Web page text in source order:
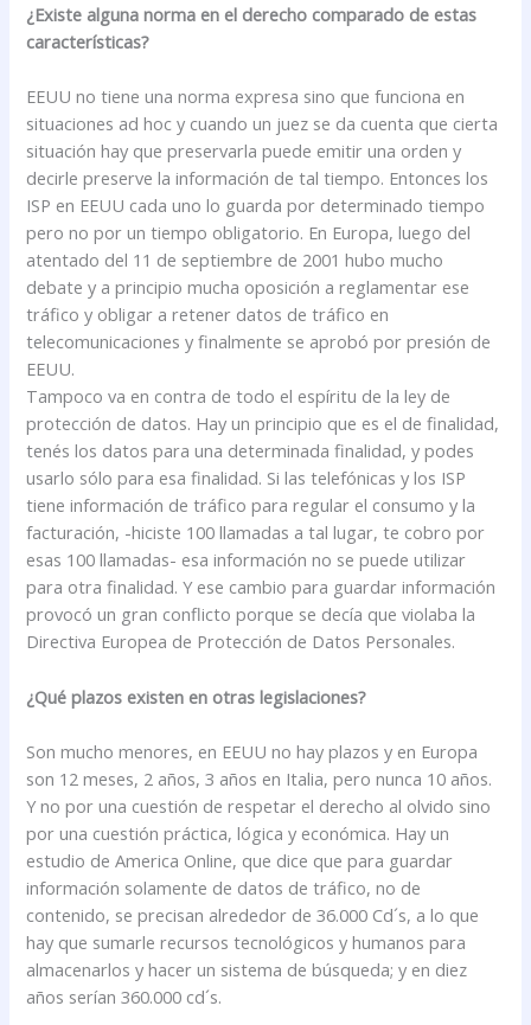
¿Existe alguna norma en el derecho comparado de estas
características?
EEUU no tiene una norma expresa sino que funciona en
situaciones ad hoc y cuando un juez se da cuenta que cierta
situación hay que preservarla puede emitir una orden y
decirle preserve la información de tal tiempo. Entonces los
ISP en EEUU cada uno lo guarda por determinado tiempo
pero no por un tiempo obligatorio. En Europa, luego del
atentado del 11 de septiembre de 2001 hubo mucho
debate y a principio mucha oposición a reglamentar ese
tráfico y obligar a retener datos de tráfico en
telecomunicaciones y finalmente se aprobó por presión de
EEUU.
Tampoco va en contra de todo el espíritu de la ley de
protección de datos. Hay un principio que es el de finalidad,
tenés los datos para una determinada finalidad, y podes
usarlo sólo para esa finalidad. Si las telefónicas y los ISP
tiene información de tráfico para regular el consumo y la
facturación, -hiciste 100 llamadas a tal lugar, te cobro por
esas 100 llamadas- esa información no se puede utilizar
para otra finalidad. Y ese cambio para guardar información
provocó un gran conflicto porque se decía que violaba la
Directiva Europea de Protección de Datos Personales.
¿Qué plazos existen en otras legislaciones?
Son mucho menores, en EEUU no hay plazos y en Europa
son 12 meses, 2 años, 3 años en Italia, pero nunca 10 años.
Y no por una cuestión de respetar el derecho al olvido sino
por una cuestión práctica, lógica y económica. Hay un
estudio de America Online, que dice que para guardar
información solamente de datos de tráfico, no de
contenido, se precisan alrededor de 36.000 Cd´s, a lo que
hay que sumarle recursos tecnológicos y humanos para
almacenarlos y hacer un sistema de búsqueda; y en diez
años serían 360.000 cd´s.